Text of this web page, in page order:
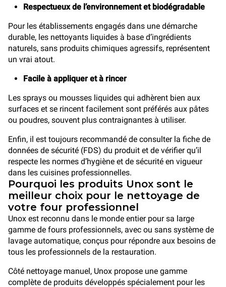
Respectueux de l’environnement et biodégradable
Pour les établissements engagés dans une démarche
durable, les nettoyants liquides à base d’ingrédients
naturels, sans produits chimiques agressifs, représentent
un vrai atout.
Facile à appliquer et à rincer
Les sprays ou mousses liquides qui adhèrent bien aux
surfaces et se rincent facilement sont préférés aux pâtes
ou poudres, souvent plus contraignantes à utiliser.
Enfin, il est toujours recommandé de consulter la fiche de
données de sécurité (FDS) du produit et de vérifier qu’il
respecte les normes d’hygiène et de sécurité en vigueur
dans les cuisines professionnelles.
Pourquoi les produits Unox sont le
meilleur choix pour le nettoyage de
votre four professionnel
Unox est reconnu dans le monde entier pour sa large
gamme de fours professionnels, avec ou sans système de
lavage automatique, conçus pour répondre aux besoins de
tous les professionnels de la restauration.
Côté nettoyage manuel, Unox propose une gamme
complète de produits développés spécialement pour les